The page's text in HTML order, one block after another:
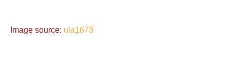
Image source: ula1673